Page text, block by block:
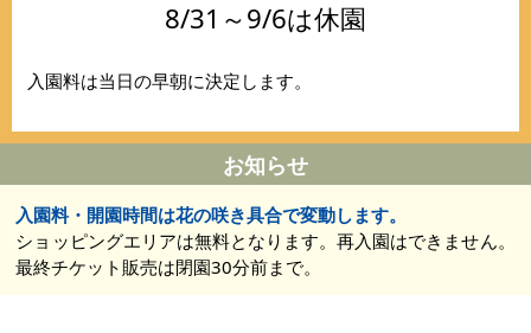
8/31～9/6は休園
入園料は当日の早朝に決定します。
お知らせ
入園料・開園時間は花の咲き具合で変動します。
ショッピングエリアは無料となります。再入園はできません。
最終チケット販売は閉園30分前まで。